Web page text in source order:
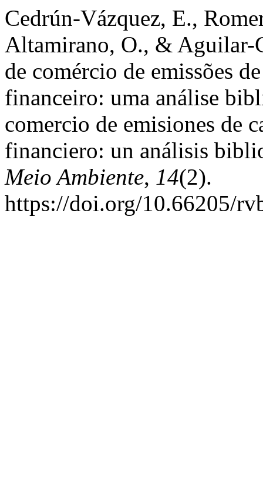
Cedrún-Vázquez, E.,
Altamirano, O., & Aguilar-
de comércio de emissões
financeiro: uma análise
comercio de emisiones de
financiero: un análisis
Meio Ambiente, 14(2).
https://doi.org/10.66205/